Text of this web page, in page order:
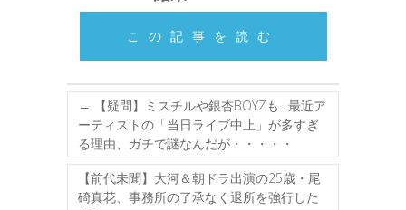
この記事を読む
←
【疑問】ミスチルや銀杏BOYZも…最近ア
ーティストの「当日ライブ中止」が多すぎ
る理由、ガチで謎なんだが・・・・・
【前代未聞】大河＆朝ドラ出演の25歳・尾
碕真花、事務所の了承なく退所を強行した